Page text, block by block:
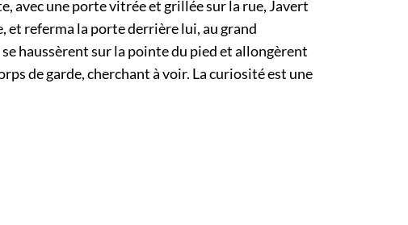
avec une porte vitrée et grillée sur la rue, Javert
et referma la porte derrière lui, au grand
haussèrent sur la pointe du pied et allongèrent
de garde, cherchant à voir. La curiosité est une